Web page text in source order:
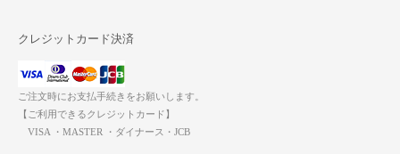
クレジットカード決済
ご注文時にお支払手続きをお願いします。
【ご利用できるクレジットカード】
VISA ・MASTER ・ダイナース・JCB